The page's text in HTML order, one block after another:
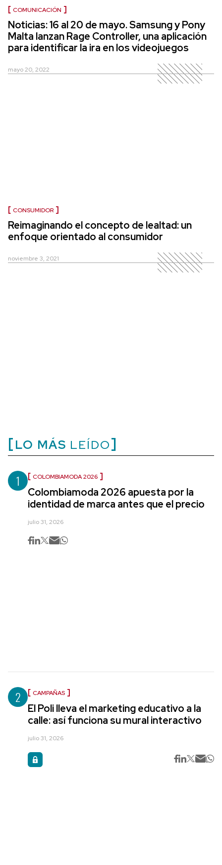
COMUNICACIÓN
Noticias: 16 al 20 de mayo. Samsung y Pony
Malta lanzan Rage Controller, una aplicación
para identificar la ira en los videojuegos
mayo 20, 2022
CONSUMIDOR
Reimaginando el concepto de lealtad: un
enfoque orientado al consumidor
noviembre 3, 2021
LO MÁS LEÍDO
1 COLOMBIAMODA 2026
Colombiamoda 2026 apuesta por la
identidad de marca antes que el precio
julio 31, 2026
2 CAMPAÑAS
El Poli lleva el marketing educativo a la
calle: así funciona su mural interactivo
julio 31, 2026